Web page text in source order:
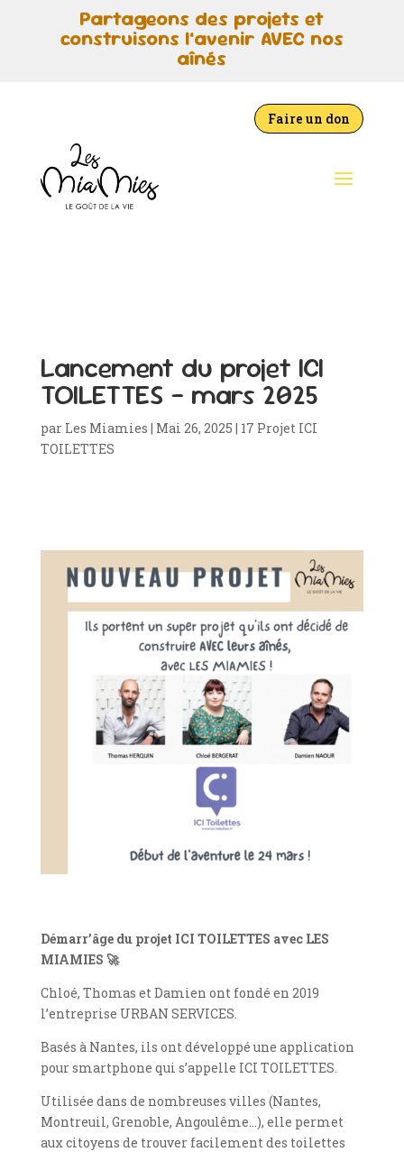
Partageons des projets et
construisons l’avenir AVEC nos
aînés
Faire un don
Lancement du projet ICI
TOILETTES – mars 2025
par Les Miamies | Mai 26, 2025 | 17 Projet ICI
TOILETTES
Démarr’âge du projet ICI TOILETTES avec LES
MIAMIES 🚀
Chloé, Thomas et Damien ont fondé en 2019
l’entreprise URBAN SERVICES.
Basés à Nantes, ils ont développé une application
pour smartphone qui s’appelle ICI TOILETTES.
Utilisée dans de nombreuses villes (Nantes,
Montreuil, Grenoble, Angoulême…), elle permet
aux citoyens de trouver facilement des toilettes